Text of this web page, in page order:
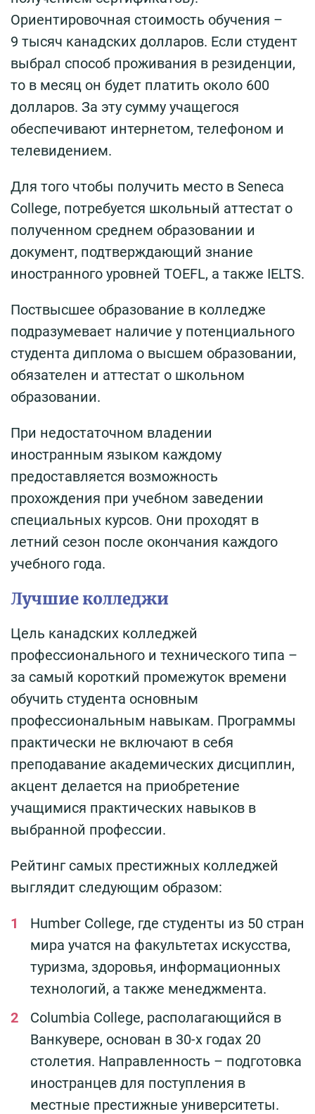
Ориентировочная стоимость обучения –
9 тысяч канадских долларов. Если студент
выбрал способ проживания в резиденции,
то в месяц он будет платить около 600
долларов. За эту сумму учащегося
обеспечивают интернетом, телефоном и
телевидением.
Для того чтобы получить место в Seneca
College, потребуется школьный аттестат о
полученном среднем образовании и
документ, подтверждающий знание
иностранного уровней TOEFL, а также IELTS.
Поствысшее образование в колледже
подразумевает наличие у потенциального
студента диплома о высшем образовании,
обязателен и аттестат о школьном
образовании.
При недостаточном владении
иностранным языком каждому
предоставляется возможность
прохождения при учебном заведении
специальных курсов. Они проходят в
летний сезон после окончания каждого
учебного года.
Лучшие колледжи
Цель канадских колледжей
профессионального и технического типа –
за самый короткий промежуток времени
обучить студента основным
профессиональным навыкам. Программы
практически не включают в себя
преподавание академических дисциплин,
акцент делается на приобретение
учащимися практических навыков в
выбранной профессии.
Рейтинг самых престижных колледжей
выглядит следующим образом:
Humber College, где студенты из 50 стран
мира учатся на факультетах искусства,
туризма, здоровья, информационных
технологий, а также менеджмента.
Columbia College, располагающийся в
Ванкувере, основан в 30-х годах 20
столетия. Направленность – подготовка
иностранцев для поступления в
местные престижные университеты.